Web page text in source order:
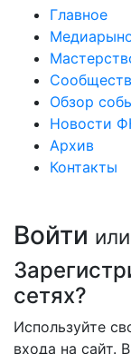
Главное
Обзор
Новости
Архив
Контакты
Войти или
сетях?
Используйте
входа на сайт.